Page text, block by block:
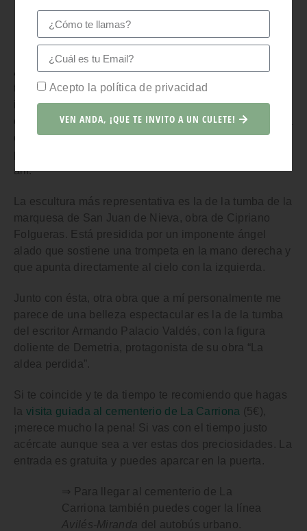
Calle Galiana
Algo alejado del casco antiguo pero también
tremendamente interesante es elciCLAC (Centro de
interpretación del Cementerio de La Carriona), un
espacio donde se ubica al visitante en el contexto de la
construcción del cementerio y donde se muestran las
principales obras de arte funerario que se pueden ver
allí.
La escultura más representativa es la de la tumba de la
marquesa de San Juan de Nieva , obra de Cipriano
Folgueras. Está presidida por un imponente ángel
alado que sostiene una trompeta en la mano derecha y
que apunta directamente al cielo con la izquierda.
Junto con ésta, otra obra que a mí personalmente me
parece de una belleza espectacular es la de la tumba
del escritor Armando Palacio Valdés , con la figura
doliente de Demetria, protagonista de su obra “La
aldea perdida”.
Si te coincide y te da tiempo te recomiendo que hagas
la visita guiada al cementerio de La Carriona (5€),
¡merece mucho la pena! Si vas con el tiempo justo
acércate aunque sea a ver estas dos preciosidades. La
entrada es gratuita y puedes aparcar en la puerta.
⇒ Para llegar al cementerio de La
Carriona también puedes coger la línea
Avilés-Miranda del autobús urbano.
Acepto la política de privacidad
VEN ANDA, ¡QUE TE INVITO A UN CULETE!